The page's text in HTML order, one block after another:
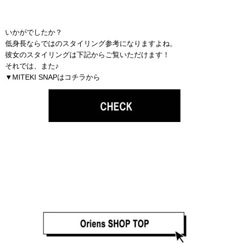
いかがでしたか？
低身長ならではのスタイリング参考になりますよね。
彼女のスタイリングは下記からご覧いただけます！
それでは、また♪
▼MITEKI SNAPはコチラから